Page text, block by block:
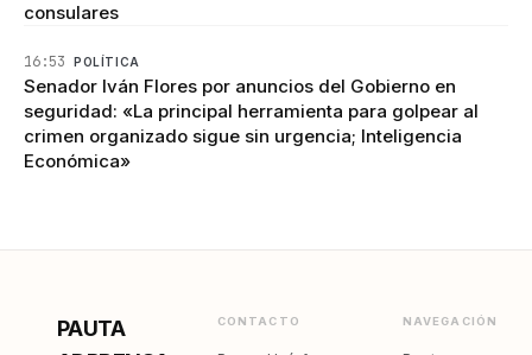
consulares
16:53 POLÍTICA
Senador Iván Flores por anuncios del Gobierno en
seguridad: «La principal herramienta para golpear al
crimen organizado sigue sin urgencia; Inteligencia
Económica»
PAUTA
CONTACTO NAVEGACIÓN